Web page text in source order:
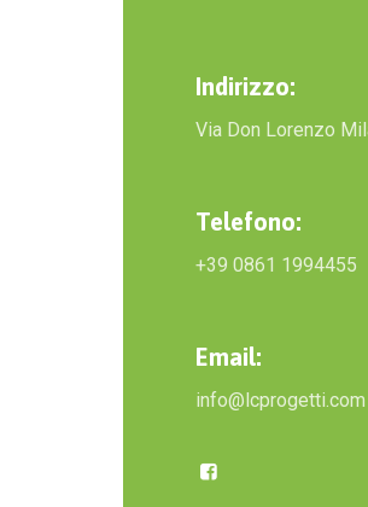
Indirizzo:
Via Don Lorenzo
Telefono:
+39 0861 1994455
Email:
info@lcprogetti.com